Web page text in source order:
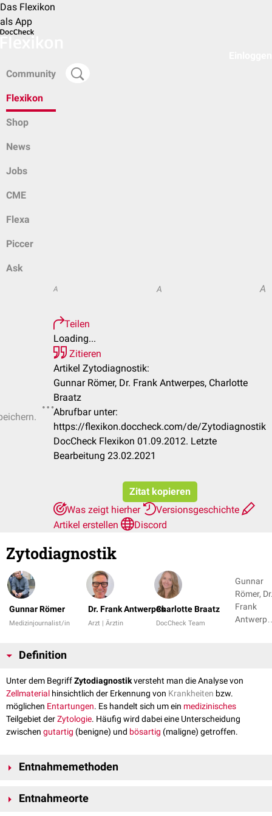
Das Flexikon
als App
Community
Flexikon
Shop
News
Jobs
CME
Flexa
Piccer
Ask
A A A
Teilen
Loading...
Zitieren
Artikel Zytodiagnostik:
Gunnar Römer, Dr. Frank Antwerpes, Charlotte
Braatz
Abrufbar unter:
https://flexikon.doccheck.com/de/Zytodiagnostik
DocCheck Flexikon 01.09.2012. Letzte
Bearbeitung 23.02.2021
Zitat kopieren
Was zeigt hierher
Versionsgeschichte
Artikel erstellen
Discord
Zytodiagnostik
Gunnar Römer
Medizinjournalist/in
Dr. Frank Antwerpes
Arzt | Ärztin
Charlotte Braatz
DocCheck Team
Gunnar
Römer,
Frank
Definition
Unter dem BegriffZytodiagnostikversteht man die Analyse von
Zellmaterial hinsichtlich der Erkennung von Krankheiten bzw.
möglichen Entartungen. Es handelt sich um ein medizinisches
Teilgebiet derZytologie. Häufig wird dabei eine Unterscheidung
zwischen gutartig (benigne) und bösartig (maligne) getroffen.
Entnahmemethoden
Ursprungsort, mittels eines Abstriches, einer
Entnahmeorte